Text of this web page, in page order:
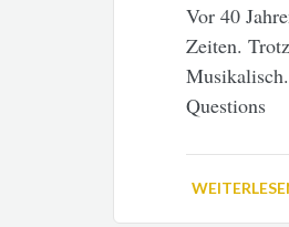
Vor 40
Zeiten.
Questions